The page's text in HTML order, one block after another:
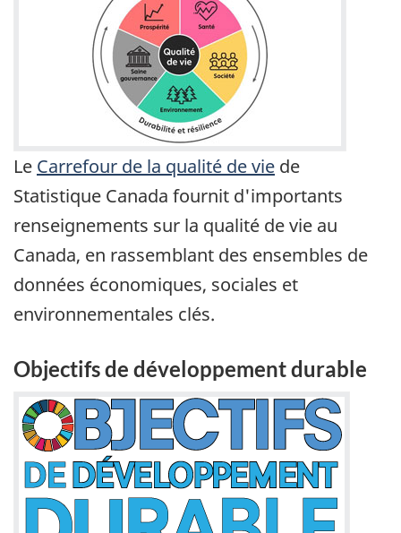
Le Carrefour de la qualité de vie de
Statistique Canada fournit d'importants
renseignements sur la qualité de vie au
Canada, en rassemblant des ensembles de
données économiques, sociales et
environnementales clés.
Objectifs de développement durable